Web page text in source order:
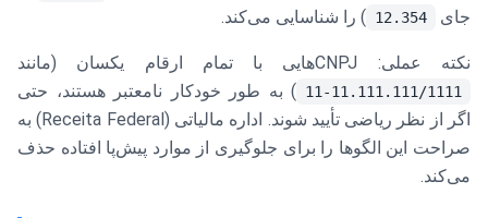
جای
12.354 ) را شناسایی می‌کند.
نکته عملی: CNPJهایی با تمام ارقام یکسان (مانند
11.111.111/1111-11
) به طور خودکار نامعتبر هستند، حتی
اگر از نظر ریاضی تأیید شوند. اداره مالیاتی (Receita Federal) به
صراحت این الگوها را برای جلوگیری از موارد پیش‌پا افتاده حذف
می‌کند.